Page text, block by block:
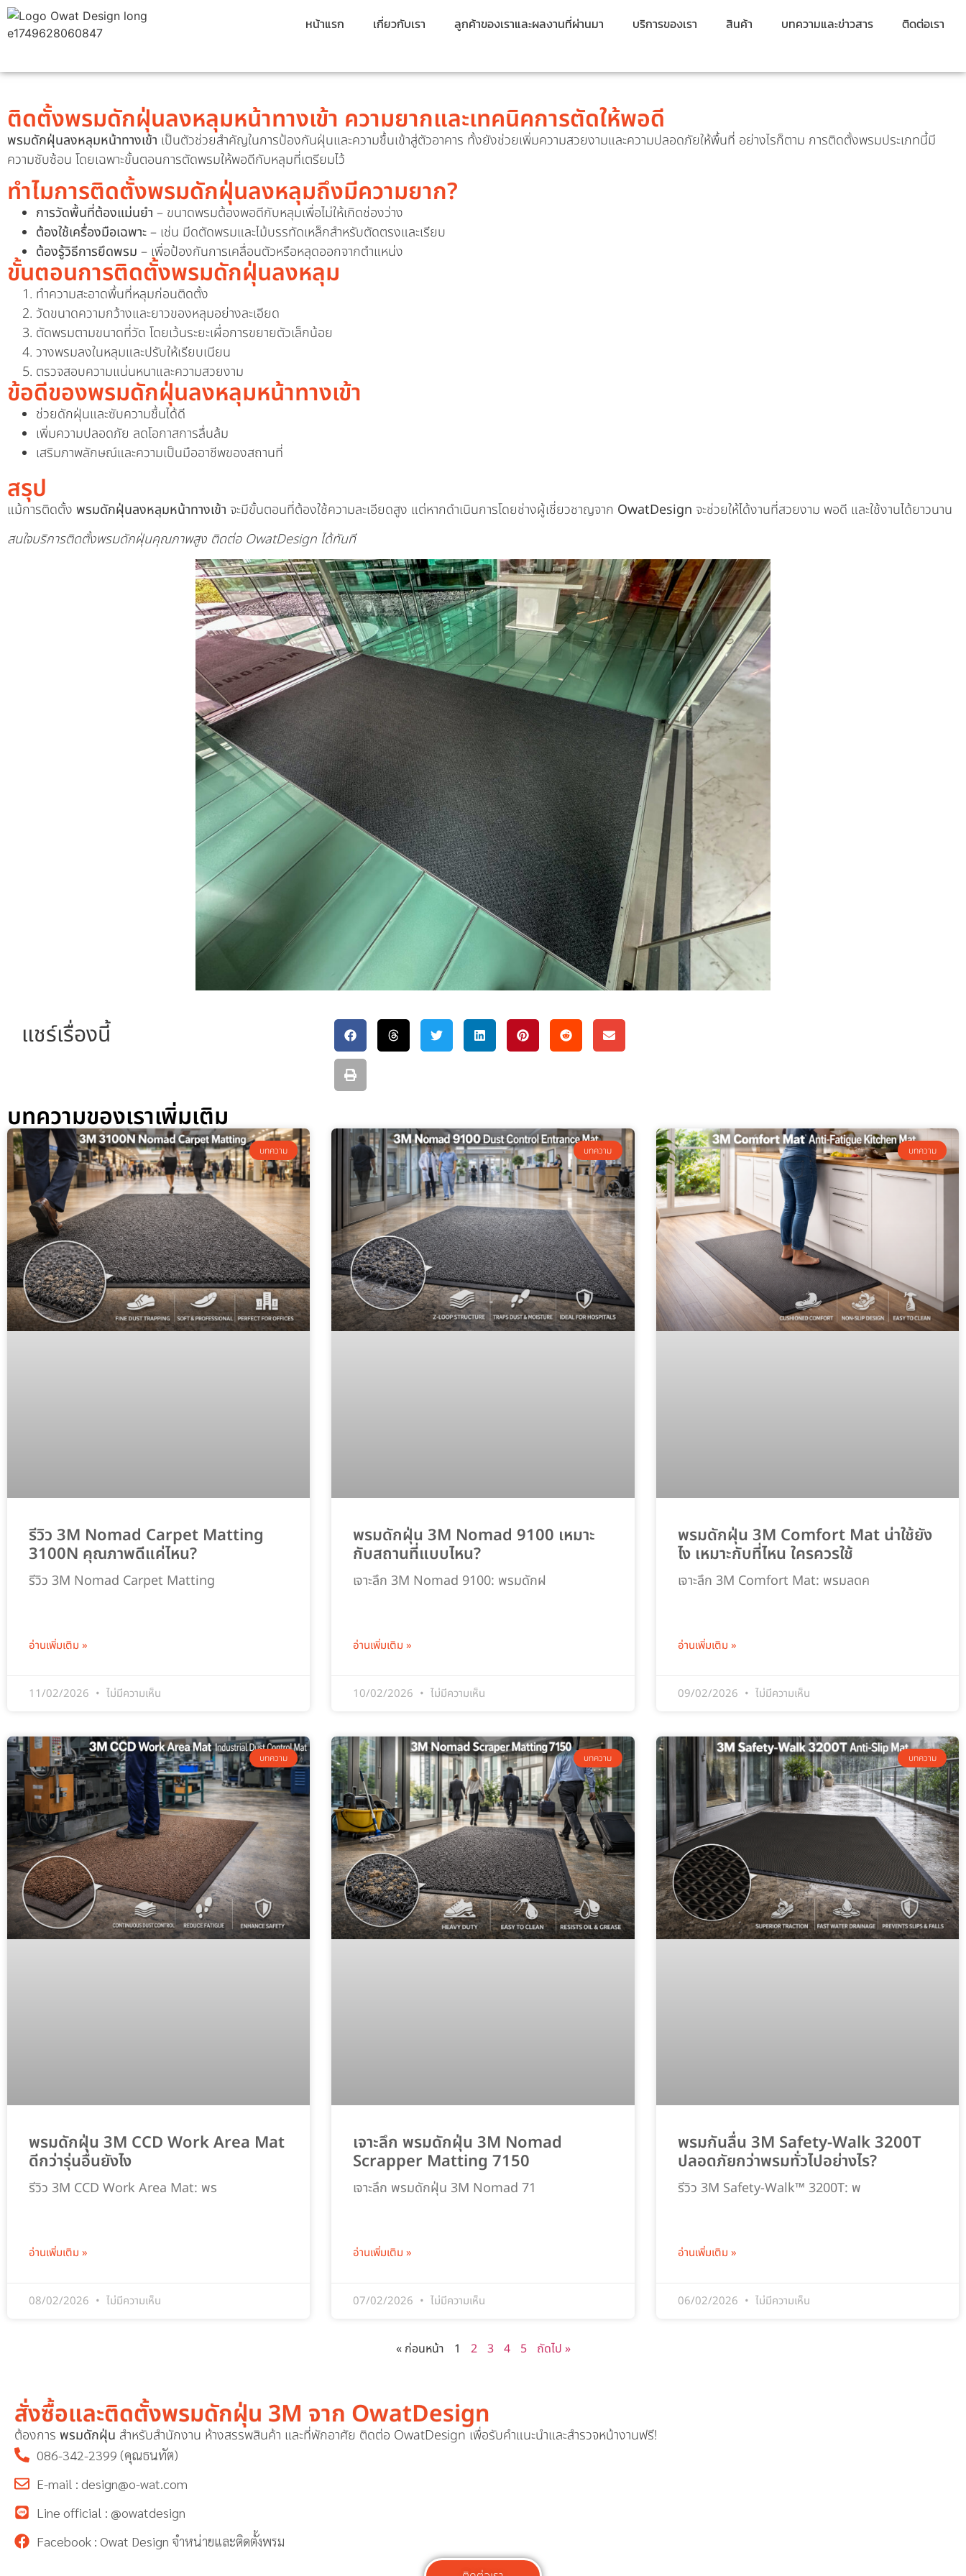
หน้าแรก เกี่ยวกับเรา ลูกค้าของเราและผลงานที่ผ่านมา บริการของเรา สินค้า บทความและข่าวสาร ติดต่อเรา
ติดตั้งพรมดักฝุ่นลงหลุมหน้าทางเข้า ความยากและเทคนิคการตัดให้พอดี
พรมดักฝุ่นลงหลุมหน้าทางเข้า เป็นตัวช่วยสำคัญในการป้องกันฝุ่นและความชื้นเข้าสู่ตัวอาคาร ทั้งยังช่วยเพิ่มความสวยงามและความปลอดภัยให้พื้นที่ อย่างไรก็ตาม การติดตั้งพรมประเภทนี้มี
ความซับซ้อน โดยเฉพาะขั้นตอนการตัดพรมให้พอดีกับหลุมที่เตรียมไว้
ทำไมการติดตั้งพรมดักฝุ่นลงหลุมถึงมีความยาก?
การวัดพื้นที่ต้องแม่นยำ – ขนาดพรมต้องพอดีกับหลุมเพื่อไม่ให้เกิดช่องว่าง
ต้องใช้เครื่องมือเฉพาะ– เช่น มีดตัดพรมและไม้บรรทัดเหล็กสำหรับตัดตรงและเรียบ
ต้องรู้วิธีการยึดพรม – เพื่อป้องกันการเคลื่อนตัวหรือหลุดออกจากตำแหน่ง
ขั้นตอนการติดตั้งพรมดักฝุ่นลงหลุม
ทำความสะอาดพื้นที่หลุมก่อนติดตั้ง
วัดขนาดความกว้างและยาวของหลุมอย่างละเอียด
ตัดพรมตามขนาดที่วัด โดยเว้นระยะเผื่อการขยายตัวเล็กน้อย
วางพรมลงในหลุมและปรับให้เรียบเนียน
ตรวจสอบความแน่นหนาและความสวยงาม
ข้อดีของพรมดักฝุ่นลงหลุมหน้าทางเข้า
ช่วยดักฝุ่นและซับความชื้นได้ดี
เพิ่มความปลอดภัย ลดโอกาสการลื่นล้ม
เสริมภาพลักษณ์และความเป็นมืออาชีพของสถานที่
สรุป
แม้การติดตั้ง พรมดักฝุ่นลงหลุมหน้าทางเข้า จะมีขั้นตอนที่ต้องใช้ความละเอียดสูง แต่หากดำเนินการโดยช่างผู้เชี่ยวชาญจาก OwatDesign จะช่วยให้ได้งานที่สวยงาม พอดี และใช้งานได้ยาวนาน
สนใจบริการติดตั้งพรมดักฝุ่นคุณภาพสูง ติดต่อ OwatDesign ได้ทันที
แชร์เรื่องนี้
บทความของเราเพิ่มเติม
บทความ
รีวิว 3M Nomad Carpet Matting
3100N คุณภาพดีแค่ไหน?
รีวิว 3M Nomad Carpet Matting
อ่านเพิ่มเติม »
11/02/2026 ไม่มีความเห็น
บทความ
พรมดักฝุ่น 3M Nomad 9100 เหมาะ
กับสถานที่แบบไหน?
เจาะลึก 3M Nomad 9100: พรมดักฝ
อ่านเพิ่มเติม »
10/02/2026 ไม่มีความเห็น
บทความ
พรมดักฝุ่น 3M Comfort Mat น่าใช้ยัง
ไง เหมาะกับที่ไหน ใครควรใช้
เจาะลึก 3M Comfort Mat: พรมลดค
อ่านเพิ่มเติม »
09/02/2026 ไม่มีความเห็น
บทความ
พรมดักฝุ่น 3M CCD Work Area Mat
ดีกว่ารุ่นอื่นยังไง
รีวิว 3M CCD Work Area Mat: พร
อ่านเพิ่มเติม »
08/02/2026 ไม่มีความเห็น
บทความ
เจาะลึก พรมดักฝุ่น 3M Nomad
Scrapper Matting 7150
เจาะลึก พรมดักฝุ่น 3M Nomad 71
อ่านเพิ่มเติม »
07/02/2026 ไม่มีความเห็น
บทความ
พรมกันลื่น 3M Safety-Walk 3200T
ปลอดภัยกว่าพรมทั่วไปอย่างไร?
รีวิว 3M Safety-Walk™ 3200T: พ
อ่านเพิ่มเติม »
06/02/2026 ไม่มีความเห็น
« ก่อนหน้า 1 2 3 4 5 ถัดไป »
สั่งซื้อและติดตั้งพรมดักฝุ่น 3M จาก OwatDesign
ต้องการ พรมดักฝุ่น สำหรับสำนักงาน ห้างสรรพสินค้า และที่พักอาศัย ติดต่อ OwatDesign เพื่อรับคำแนะนำและสำรวจหน้างานฟรี!
086-342-2399 (คุณธนทัต)
E-mail : design@o-wat.com
Line official : @owatdesign
Facebook : Owat Design จำหน่ายและติดตั้งพรม